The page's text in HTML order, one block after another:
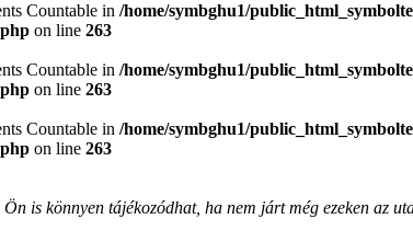
Countable in /home/symbghu1/
on line 263
Countable in /home/symbghu1/
on line 263
Countable in /home/symbghu1/
on line 263
is könnyen tájékozódhat, ha nem járt még ezeken az